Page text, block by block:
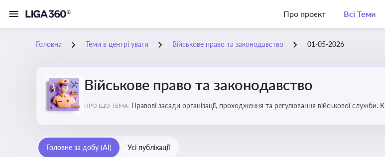
Про проєкт Всі Теми
Головна Теми в центрі уваги Військове право та законодавство 01-05-2026
Військове право та законодавство
ПРО ЩО ТЕМА: Правові засади організації, проходження та регулювання військової
Головне за добу (AI) Усі публікації